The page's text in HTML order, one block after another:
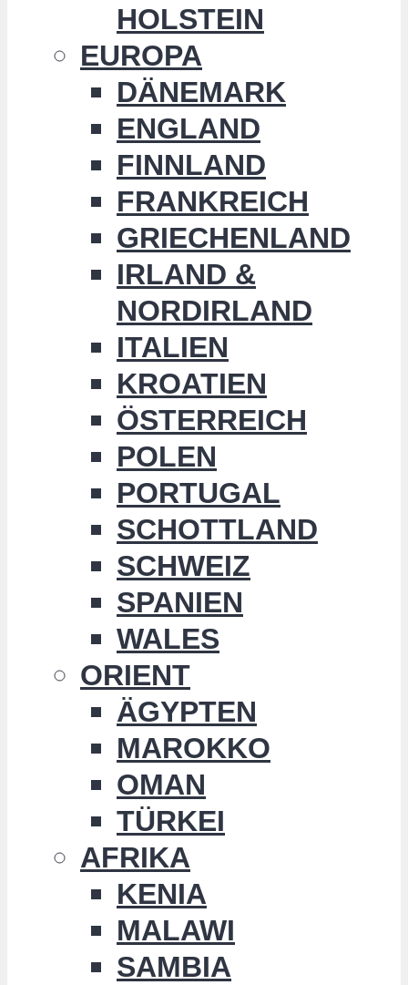
HOLSTEIN
EUROPA
DÄNEMARK
ENGLAND
FINNLAND
FRANKREICH
GRIECHENLAND
IRLAND &
NORDIRLAND
ITALIEN
KROATIEN
ÖSTERREICH
POLEN
PORTUGAL
SCHOTTLAND
SCHWEIZ
SPANIEN
WALES
ORIENT
ÄGYPTEN
MAROKKO
OMAN
TÜRKEI
AFRIKA
KENIA
MALAWI
SAMBIA